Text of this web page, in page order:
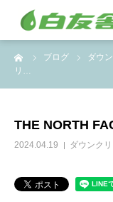
ブログ ダウ
リ…
THE NORTH
2024.04.19 ダウンク
集配サービス
洋服リフォー
トイスケルト